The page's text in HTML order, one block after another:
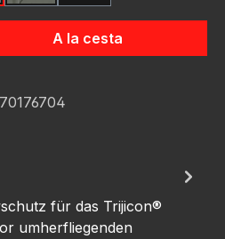
introduce la
A la cesta
70176704
für das Trijicon®
umherfliegenden